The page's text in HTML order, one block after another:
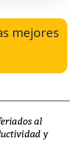
mejores
al
y